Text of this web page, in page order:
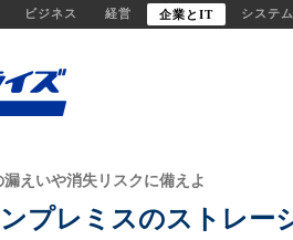
ビジネス 経営 企業とIT システ
プレミスのストレー
えいや消失リスクに備えよ